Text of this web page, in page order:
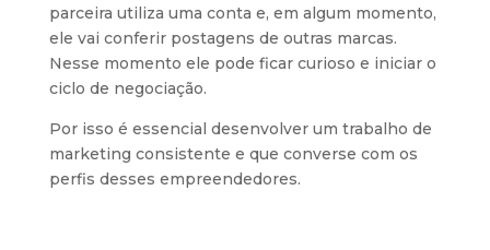
parceira utiliza uma conta e, em algum momento,
ele vai conferir postagens de outras marcas.
Nesse momento ele pode ficar curioso e iniciar o
ciclo de negociação.
Por isso é essencial desenvolver um trabalho de
marketing consistente e que converse com os
perfis desses empreendedores.